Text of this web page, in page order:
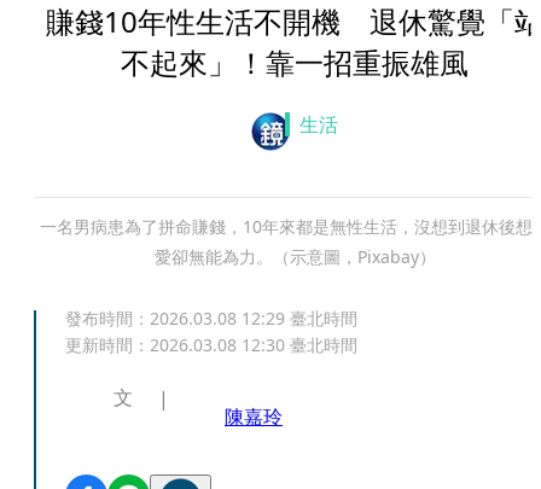
賺錢10年性生活不開機 退休驚覺「
不起來」！靠一招重振雄風
生活
一名男病患為了拼命賺錢，10年來都是無性生活，沒想到退休後想
愛卻無能為力。（示意圖，Pixabay）
發布時間： 2026.03.08 12:29 臺北時間
更新時間： 2026.03.08 12:30 臺北時間
文
陳嘉玲